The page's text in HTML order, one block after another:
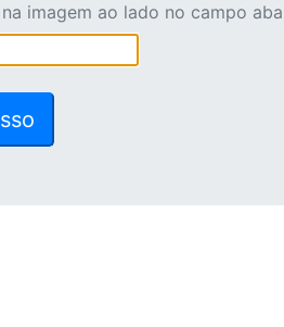
imagem ao lado no campo